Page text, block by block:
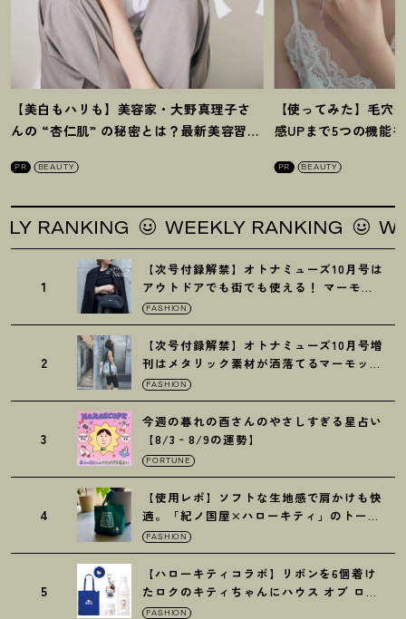
【美白もハリも】美容家・大野真理子さ
んの “杏仁肌” の秘密とは ？ 最新美容習慣
PR BEAUTY
【使ってみた】毛穴
感UPまで5つの機能
PR BEAUTY
WEEKLY RANKING
1
【次号付録解禁】オトナミューズ10月号は
アウトドアでも街でも使える ！ マーモッ
トの黒ショルダー
FASHION
2
【次号付録解禁】オトナミューズ10月号増
刊はメタリック素材が洒落てるマーモット
の保冷バッグ
FASHION
3
今週の暮れの酉さんのやさしすぎる星占い
【8/3‐8/9の運勢】
FORTUNE
4
【使用レポ】ソフトな生地感で肩かけも快
適。「紀ノ国屋×ハローキティ」のトート
がガシガシ使えて最高です
FASHION
5
【ハローキティコラボ】リボンを6個着け
たロクのキティちゃんにハウス オブ ロー
ゼの限定パケも
FASHION